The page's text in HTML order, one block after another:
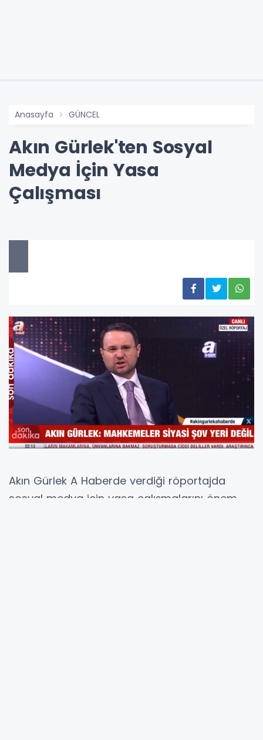
Anasayfa GÜNCEL
Akın Gürlek'ten Sosyal
Medya İçin Yasa
Çalışması
Akın Gürlek A Haberde verdiği röportajda
sosyal medya için yasa çalışmalarını önem